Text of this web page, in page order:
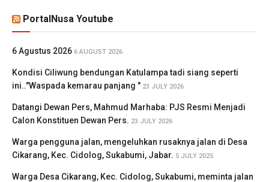
PortalNusa Youtube
6 Agustus 2026 6 AUGUST 2026
Kondisi Ciliwung bendungan Katulampa tadi siang seperti
ini.."Waspada kemarau panjang " 23 JULY 2026
Datangi Dewan Pers, Mahmud Marhaba: PJS Resmi Menjadi
Calon Konstituen Dewan Pers. 23 JULY 2026
Warga pengguna jalan, mengeluhkan rusaknya jalan di Desa
Cikarang, Kec. Cidolog, Sukabumi, Jabar. 5 JULY 2025
Warga Desa Cikarang, Kec. Cidolog, Sukabumi, meminta jalan